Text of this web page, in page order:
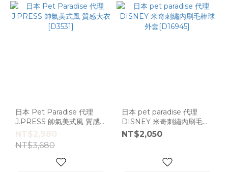
日本 Pet Paradise 代理
J.PRESS 帥氣美式風 質感
大衣 [D3531]
NT$2,980
NT$3,680
日本 pet paradise 代理
DISNEY 米奇刺繡內刷毛棒
球外套[D16945]
NT$2,050